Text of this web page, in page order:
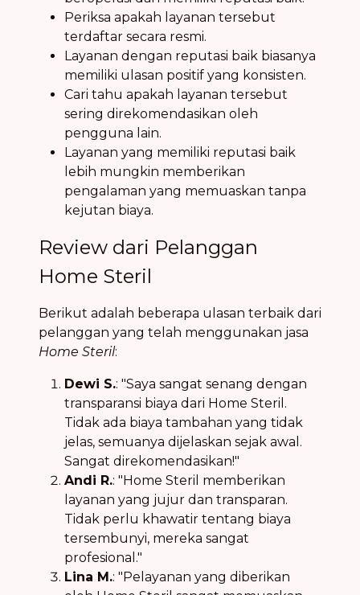
Periksa apakah layanan tersebut
terdaftar secara resmi.
Layanan dengan reputasi baik biasanya
memiliki ulasan positif yang konsisten.
Cari tahu apakah layanan tersebut
sering direkomendasikan oleh
pengguna lain.
Layanan yang memiliki reputasi baik
lebih mungkin memberikan
pengalaman yang memuaskan tanpa
kejutan biaya.
Review dari Pelanggan
Home Steril
Berikut adalah beberapa ulasan terbaik dari
pelanggan yang telah menggunakan jasa
Home Steril:
Dewi S.: "Saya sangat senang dengan
transparansi biaya dari Home Steril.
Tidak ada biaya tambahan yang tidak
jelas, semuanya dijelaskan sejak awal.
Sangat direkomendasikan!"
Andi R.: "Home Steril memberikan
layanan yang jujur dan transparan.
Tidak perlu khawatir tentang biaya
tersembunyi, mereka sangat
profesional."
Lina M.: "Pelayanan yang diberikan